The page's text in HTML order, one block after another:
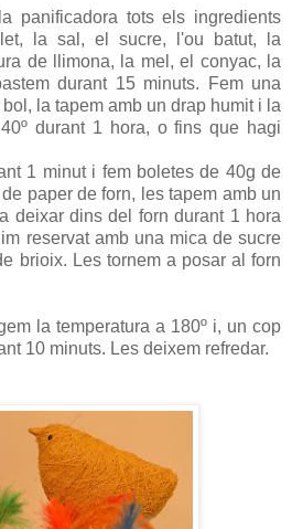
panificadora tots els ingredients
la sal, el sucre, l'ou batut, la
de llimona, la mel, el conyac, la
durant 15 minuts. Fem una
la tapem amb un drap humit i la
durant 1 hora, o fins que hagi
1 minut i fem boletes de 40g de
paper de forn, les tapem amb un
deixar dins del forn durant 1 hora
reservat amb una mica de sucre
brioix. Les tornem a posar al forn
la temperatura a 180º i, un cop
10 minuts. Les deixem refredar.